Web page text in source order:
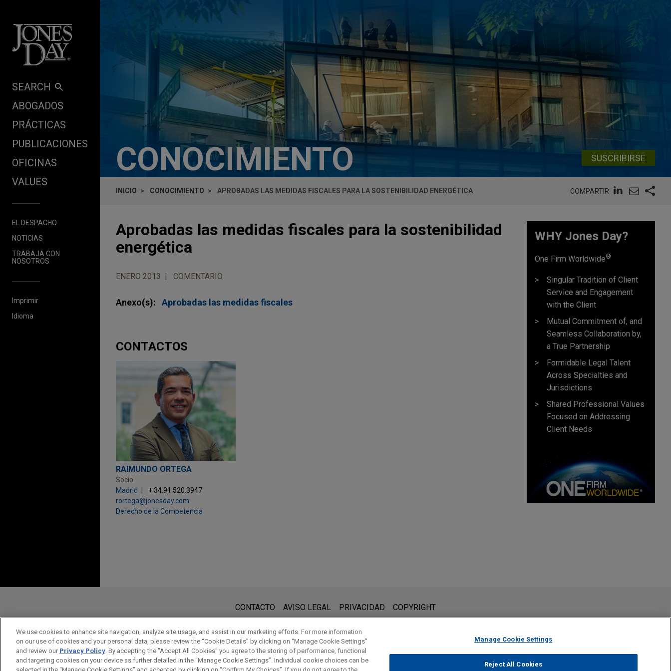
SEARCH
ABOGADOS
PRÁCTICAS
PUBLICACIONES
OFICINAS
VALUES
EL DESPACHO
NOTICIAS
TRABAJA CON
NOSOTROS
Imprimir
Idioma
CONOCIMIENTO SUSCRIBIRSE
INICIO CONOCIMIENTO APROBADAS LAS MEDIDAS FISCALES PARA LA SOSTENIBILIDAD ENERGÉTICA COMPARTIR
Aprobadas las medidas fiscales para la sostenibilidad
energética
ENERO 2013 COMENTARIO
Anexo(s): Aprobadas las medidas fiscales
CONTACTOS
RAIMUNDO ORTEGA
Socio
Madrid
+ 34.91.520.3947
rortega@jonesday.com
Derecho de la Competencia
WHY Jones Day?
One Firm Worldwide®
Singular Tradition of Client
Service and Engagement
with the Client
Mutual Commitment of, and
Seamless Collaboration by,
a True Partnership
Formidable Legal Talent
Across Specialties and
Jurisdictions
Shared Professional Values
Focused on Addressing
Client Needs
la información contenida en www.jonesday.com es para uso general y no constituye asesoramiento legal. El envío y recepción de este correo electrónico no
pretenden crear una relación abogado-cliente. La información que envíe a cualquier persona de nuestra Firma no tendrá carácter confidencial o privilegiado excepto
en el caso de que estemos actúando en su representación. Si envía este correo electrónico, confirma que ha leído y comprendido este aviso.
ACEPTAR CANCELAR
CONTACTO AVISO LEGAL PRIVACIDAD COPYRIGHT
We use cookies to enhance site navigation, analyze site usage, and assist in our marketing efforts. For more information
on our use of cookies and your personal data, please review the “Cookie Details” by clicking on “Manage Cookie Settings”
and review our Privacy Policy. By accepting the "Accept All Cookies" you agree to the storing of performance, functional
and targeting cookies on your device as further detailed in the “Manage Cookie Settings”. Individual cookie choices can be
Manage Cookie Settings
Reject All Cookies